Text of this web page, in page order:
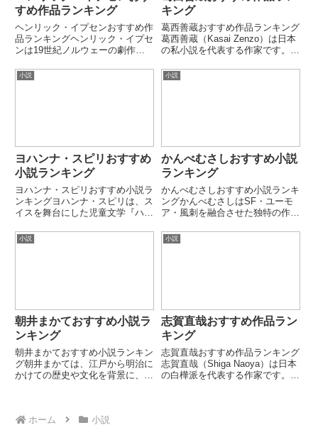
すめ作品ランキング
ヘンリック・イプセンおすすめ作
品ランキングヘンリック・イプセ
ンは19世紀ノルウェーの劇作家
す。家庭・個人・社会の葛藤をリ
キング
葛西善蔵おすすめ作品ランキング
葛西善蔵（Kasai Zenzo）は日本
の私小説を代表する作家です。貧
にした作品で知られています。人
小説
ヨハンナ・スピリおすすめ
小説ランキング
ヨハンナ・スピリおすすめ小説ラ
ンキングヨハンナ・スピリは、ス
イスを舞台にした児童文学『ハイ
す。自然と人間の調和、家族愛、
成長をテーマにした温かい物語が
小説
かんべむさしおすすめ小説
ランキング
かんべむさしおすすめ小説ランキ
ングかんべむさしはSF・ユーモ
ア・風刺を融合させた独特の作風
を題材にしたパロディ性の高い小
説が特徴で、軽妙な語り口と発想
小説
朝井まかておすすめ小説ラ
ンキング
朝井まかておすすめ小説ランキン
グ朝井まかては、江戸から明治に
かけての歴史や文化を背景に、人
もなき人々の視点を重視した人物
小説
志賀直哉おすすめ作品ラン
キング
志賀直哉おすすめ作品ランキング
志賀直哉（Shiga Naoya）は日本
の白樺派を代表する作家です。簡
ホーム 小説